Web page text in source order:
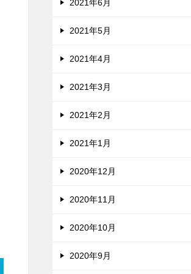
2021年6月
2021年5月
2021年4月
2021年3月
2021年2月
2021年1月
2020年12月
2020年11月
2020年10月
2020年9月